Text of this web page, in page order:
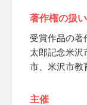
著作権の扱い
受賞作品の著
太郎記念米沢
市、米沢市教
主催